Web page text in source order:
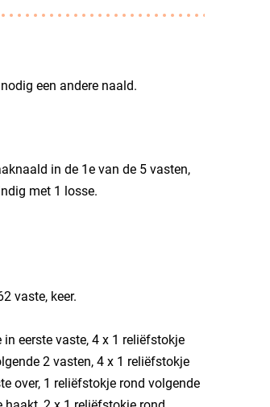
een andere naald.
in de 1e van de 5 vasten,
met 1 losse.
vaste, keer.
eerste vaste, 4 x 1 reliëfstokje
2 vasten, 4 x 1 reliëfstokje
over, 1 reliëfstokje rond volgende